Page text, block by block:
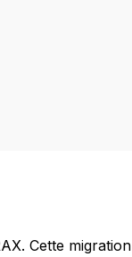
Cette migration